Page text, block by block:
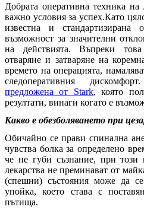
Добрата оперативна техника на
важно условия за успех.Като
известна и
възможност за значителни
на действията. Въпреки
отваряне и затваряне на
времето на операцията,
следоперативния
предложена от Stark, която
резултати, винаги когато е
Какво е обезболяването при
Обичайно се прави спинална
чувства болка за определено
че не губи съзнание, при този
лекарства не преминават от
(спешни) състояния може да
упойка, което става с
пътища.